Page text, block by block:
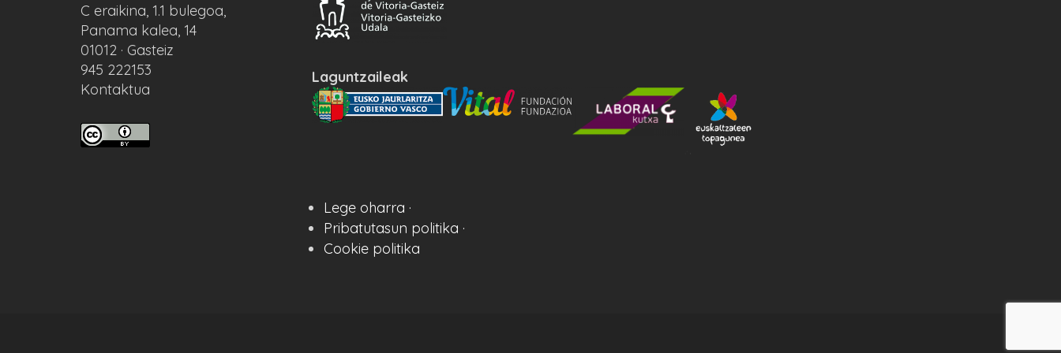
C eraikina, 1.1 bulegoa,
Panama kalea, 14
01012 · Gasteiz
945 222153
Kontaktua
Laguntzaileak
Lege oharra ·
Pribatutasun politika ·
Cookie politika